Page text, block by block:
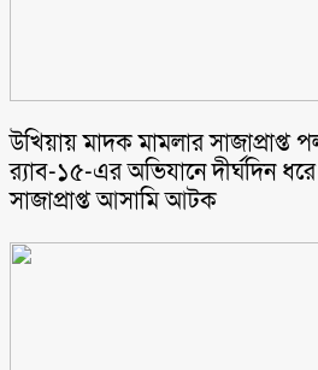
উখিয়ায় মাদক মামলার সাজাপ্রাপ্ত
র‌্যাব-১৫-এর অভিযানে দীর্ঘদিন
সাজাপ্রাপ্ত আসামি আটক